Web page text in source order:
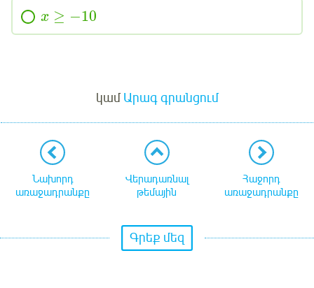
x ≥ −10
կամԱրագ գրանցում
Նախորդ
առաջադրանքը
Վերադառնալ
թեմային
Հաջորդ
առաջադրանքը
Գրեք մեզ